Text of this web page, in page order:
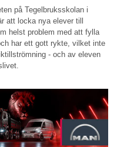
på Tegelbruksskolan i
att locka nya elever till
helst problem med att fylla
har ett gott rykte, vilket inte
- och av eleven